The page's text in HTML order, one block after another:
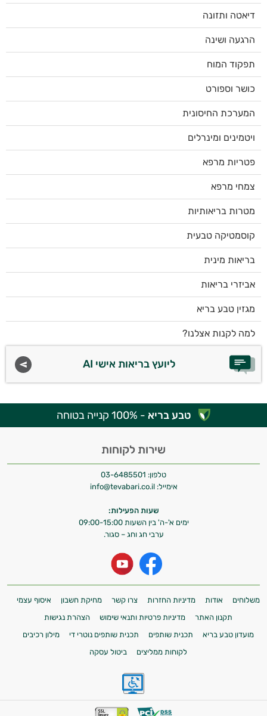
דיאטה ותזונה
הרגעה ושינה
תפקוד המוח
כושר וספורט
המערכת החיסונית
ויטמינים ומינרלים
פטריות מרפא
צמחי מרפא
מטרות בריאותיות
קוסמטיקה טבעית
בריאות מינית
אביזרי בריאות
מגזין טבע בריא
למה לקנות אצלנו?
ליועץ בריאות אישי AI
טבע בריא - 100% קנייה בטוחה
שירות לקוחות
טלפון: 03-6485501
אימייל: info@tevabari.co.il
שעות הפעילות:
ימים א'-ה' בין השעות 09:00-15:00
ערבי חג וחג – סגור.
משלוחים אודות מדיניות החזרות צרו קשר מחיקת חשבון
איסוף עצמי
תקנון האתר
מדיניות פרטיות ותנאי שימוש
הצהרת נגישות
מועדון טבע בריא
תכנית שותפים תכנית שותפים נוטרי די
מילון רכיבים
לקוחות ממליצים
ביטול עסקה